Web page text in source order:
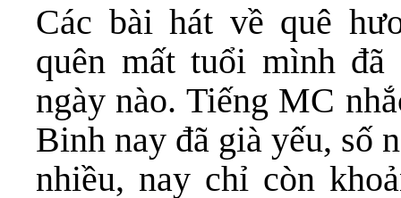
Các bài hát về quê
quên mất tuổi mình
ngày nào. Tiếng MC
Binh nay đã già yếu, số
nhiều, nay chỉ còn